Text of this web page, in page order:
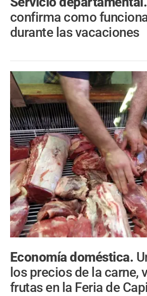
confirma como
durante las vacaciones
Economía doméstica.
los precios de la carne,
frutas en la Feria de